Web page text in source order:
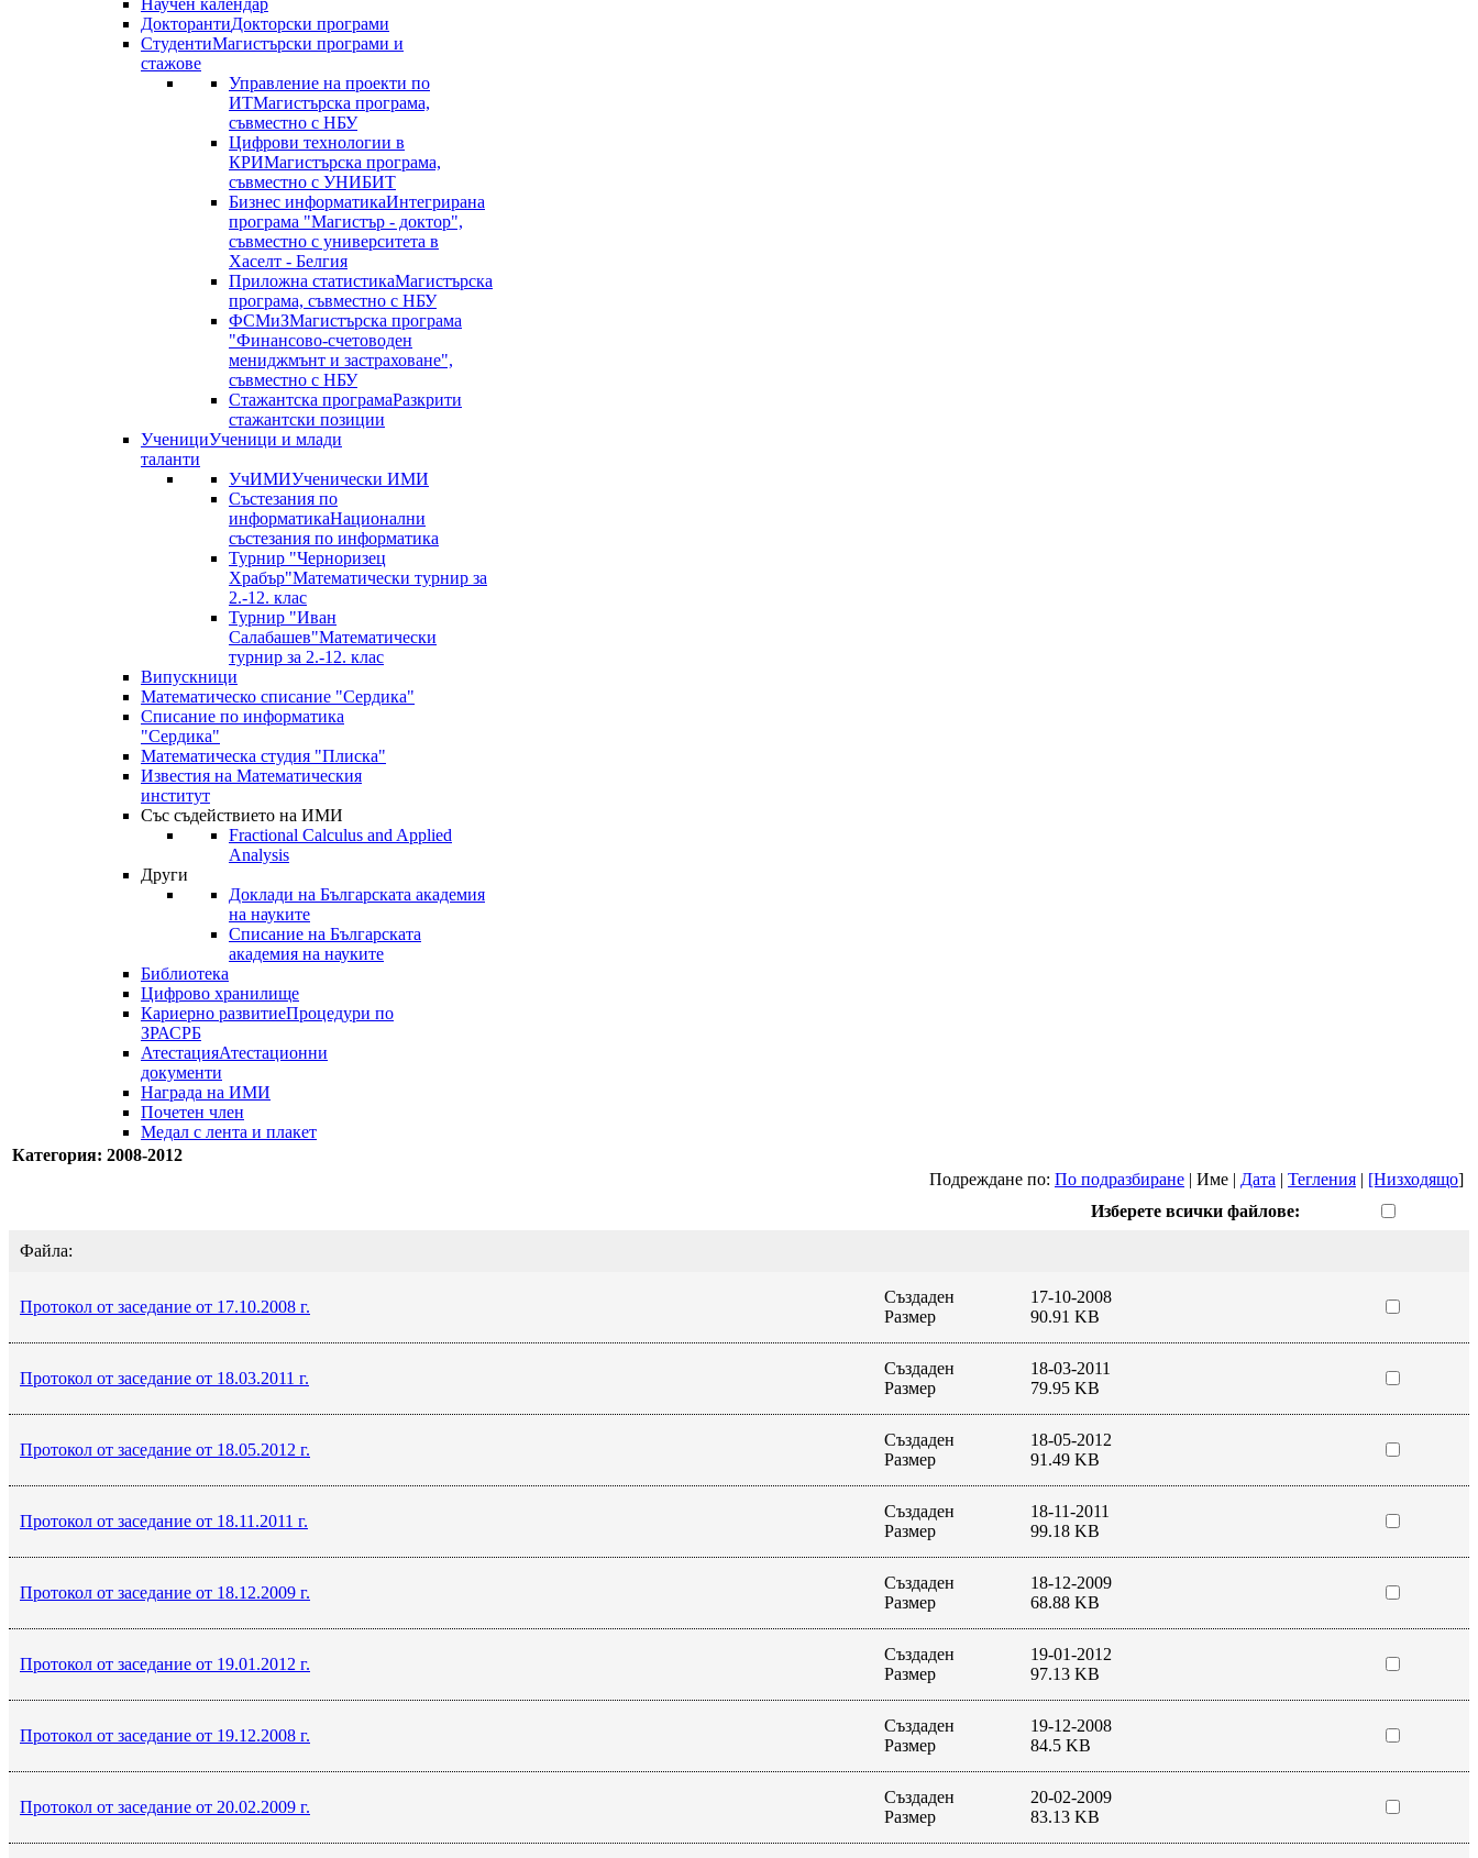
Научен календар
ДокторантиДокторски програми
СтудентиМагистърски програми и
стажове
Управление на проекти по
ИТМагистърска програма,
съвместно с НБУ
Цифрови технологии в
КРИМагистърска програма,
съвместно с УНИБИТ
Бизнес информатикаИнтегрирана
програма "Магистър - доктор",
съвместно с университета в
Хаселт - Белгия
Приложна статистикаМагистърска
програма, съвместно с НБУ
ФСМиЗМагистърска програма
"Финансово-счетоводен
мениджмънт и застраховане",
съвместно с НБУ
Стажантска програмаРазкрити
стажантски позиции
УченициУченици и млади
таланти
УчИМИУченически ИМИ
Състезания по
информатикаНационални
състезания по информатика
Турнир "Черноризец
Храбър"Математически турнир за
2.-12. клас
Турнир "Иван
Салабашев"Математически
турнир за 2.-12. клас
Випускници
Математическо списание "Сердика"
Списание по информатика
"Сердика"
Математическа студия "Плиска"
Известия на Математическия
институт
Със съдействието на ИМИ
Fractional Calculus and Applied
Analysis
Други
Доклади на Българската академия
на науките
Списание на Българската
академия на науките
Библиотека
Цифрово хранилище
Кариерно развитиеПроцедури по
ЗРАСРБ
АтестацияАтестационни
документи
Награда на ИМИ
Почетен член
Медал с лента и плакет
Категория: 2008-2012
Подреждане по: По подразбиране | Име | Дата | Тегления | [Низходящо]
Изберете всички файлове:
Файла:
Протокол от заседание от 17.10.2008 г.
Създаден
Размер
17-10-2008
90.91 KB
Протокол от заседание от 18.03.2011 г.
Създаден
Размер
18-03-2011
79.95 KB
Протокол от заседание от 18.05.2012 г.
Създаден
Размер
18-05-2012
91.49 KB
Протокол от заседание от 18.11.2011 г.
Създаден
Размер
18-11-2011
99.18 KB
Протокол от заседание от 18.12.2009 г.
Създаден
Размер
18-12-2009
68.88 KB
Протокол от заседание от 19.01.2012 г.
Създаден
Размер
19-01-2012
97.13 KB
Протокол от заседание от 19.12.2008 г.
Създаден
Размер
19-12-2008
84.5 KB
Протокол от заседание от 20.02.2009 г.
Създаден
Размер
20-02-2009
83.13 KB